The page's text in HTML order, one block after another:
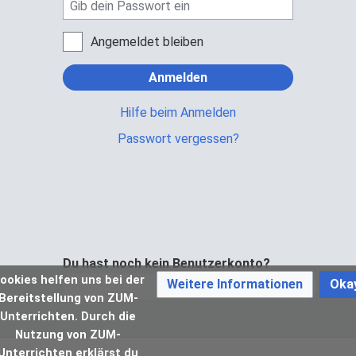
Angemeldet bleiben
Anmelden
Hilfe beim Anmelden
Passwort vergessen?
Du hast noch kein Benutzerkonto?
Bei ZUM-Unterrichten registrieren
helfen uns bei der
von ZUM-
Unterrichten. Durch die
Nutzung von ZUM-
erklärst du
Weitere Informationen